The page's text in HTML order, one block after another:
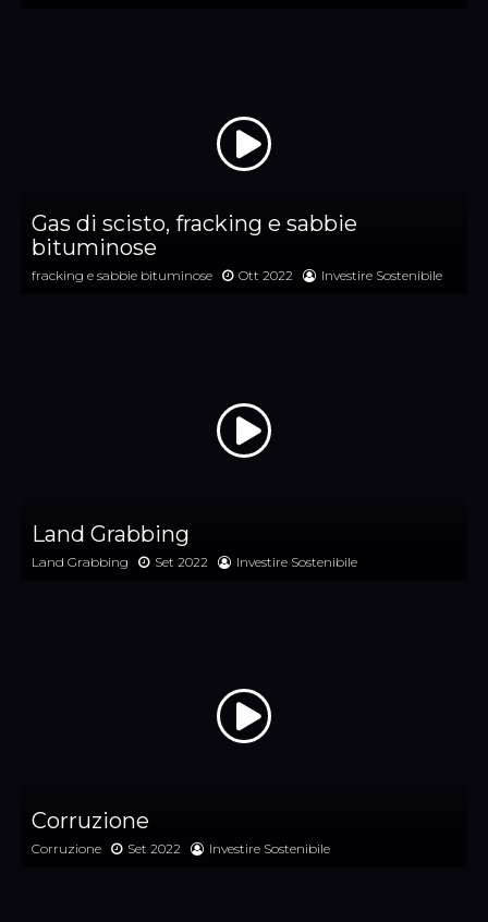
Gas di scisto, fracking e sabbie
bituminose
fracking e sabbie bituminose Ott 2022 Investire Sostenibile
Land Grabbing
Land Grabbing Set 2022 Investire Sostenibile
Corruzione
Corruzione Set 2022 Investire Sostenibile